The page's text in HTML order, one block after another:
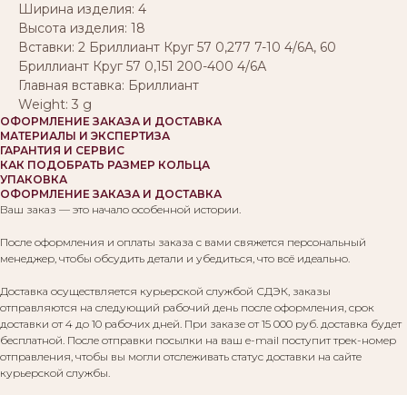
Ширина изделия: 4
Высота изделия: 18
Вставки: 2 Бриллиант Круг 57 0,277 7-10 4/6А, 60
Бриллиант Круг 57 0,151 200-400 4/6А
Главная вставка: Бриллиант
Weight: 3 g
ОФОРМЛЕНИЕ ЗАКАЗА И ДОСТАВКА
МАТЕРИАЛЫ И ЭКСПЕРТИЗА
ГАРАНТИЯ И СЕРВИС
КАК ПОДОБРАТЬ РАЗМЕР КОЛЬЦА
УПАКОВКА
ОФОРМЛЕНИЕ ЗАКАЗА И ДОСТАВКА
Ваш заказ — это начало особенной истории.
После оформления и оплаты заказа с вами свяжется персональный
менеджер, чтобы обсудить детали и убедиться, что всё идеально.
Доставка осуществляется курьерской службой СДЭК, заказы
отправляются на следующий рабочий день после оформления, срок
доставки от 4 до 10 рабочих дней. При заказе от 15 000 руб. доставка будет
бесплатной. После отправки посылки на ваш e-mail поступит трек-номер
отправления, чтобы вы могли отслеживать статус доставки на сайте
курьерской службы.